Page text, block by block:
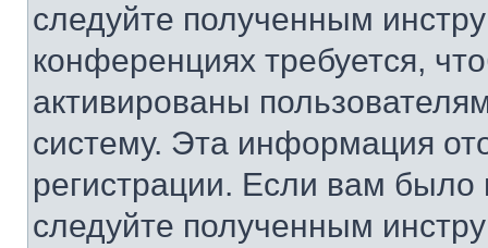
следуйте полученным
конференциях требуется,
активированы
систему. Эта информация
регистрации. Если вам
следуйте полученным